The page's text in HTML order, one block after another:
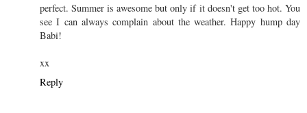
perfect. Summer is awesome but only if it doesn't get too hot. You
see I can always complain about the weather. Happy hump day
Babi!
xx
Reply